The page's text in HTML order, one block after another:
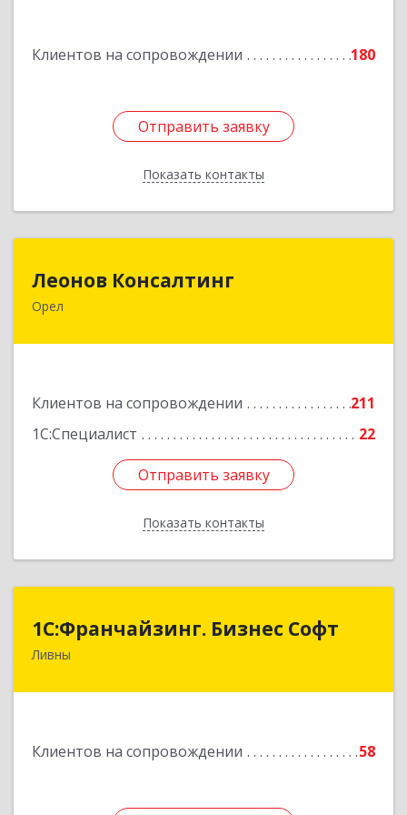
Клиентов на сопровождении 180
Отправить заявку
Показать контакты
Отправить заявку
Назад
Леонов Консалтинг
Орел
Клиентов на сопровождении
211
1С:Специалист
22
Отправить заявку
Показать контакты
302030, Орловская обл, Орловский р-н, Орел г,
Отправить заявку
Назад
1C:Франчайзинг. Бизнес Софт
Ливны
Клиентов на сопровождении 58
1C:Франчайзинг. Бизнес Софт
303851, Орловская обл, Ливны г, Гайдара ул,